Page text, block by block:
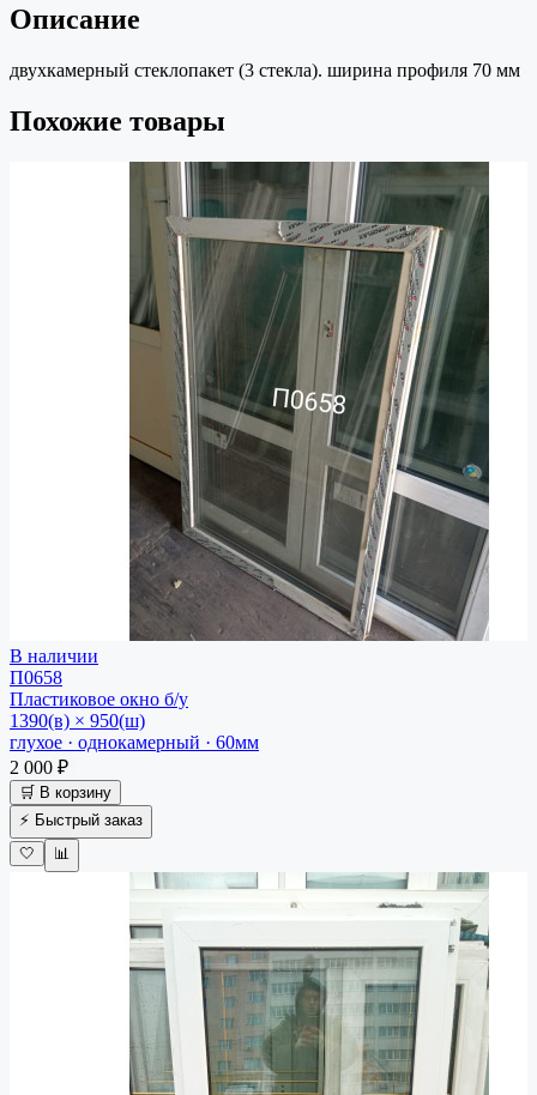
Описание
двухкамерный стеклопакет (3 стекла). ширина профиля 70 мм
Похожие товары
В наличии
П0658
Пластиковое окно б/у
1390(в) × 950(ш)
глухое · однокамерный · 60мм
2 000 ₽
🛒 В корзину
⚡ Быстрый заказ
🤍
📊